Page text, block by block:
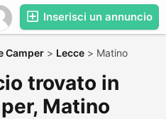
Inserisci un annuncio
Camper > Lecce > Matino
trovato in
Matino